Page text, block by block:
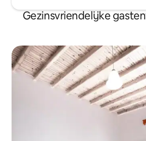
Gezinsvriendelijke